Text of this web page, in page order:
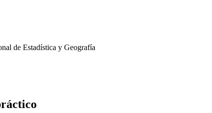
de Estadística y Geografía